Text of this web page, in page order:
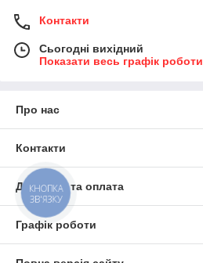
Контакти
Сьогодні вихідний
Показати весь графік роботи
Про нас
Контакти
Доставка та оплата
Графік роботи
КНОПКА
ЗВ'ЯЗКУ